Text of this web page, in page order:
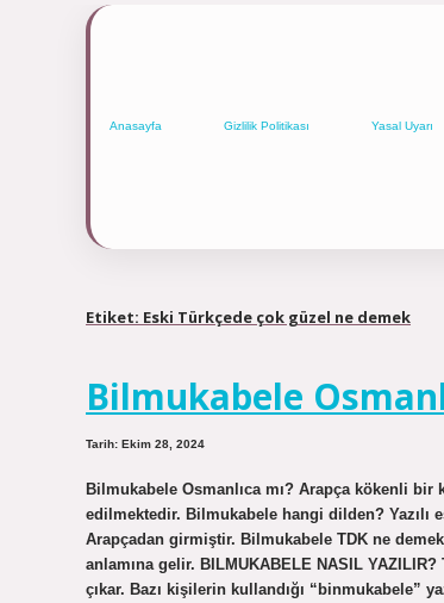
Anasayfa Gizlilik Politikası Yasal Uyarı
Etiket: Eski Türkçede çok güzel ne demek
Bilmukabele
Tarih: Ekim 28, 2024
Bilmukabele Osmanlıca mı? Arapça kökenli
edilmektedir. Bilmukabele hangi dilden?
Arapçadan girmiştir. Bilmukabele TDK ne
anlamına gelir. BILMUKABELE NASIL
çıkar. Bazı kişilerin kullandığı “binmukabele”